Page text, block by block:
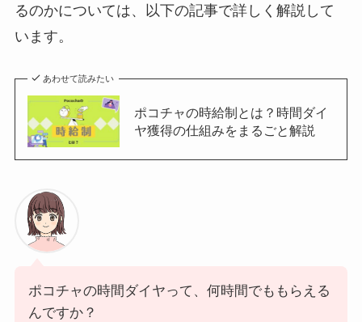
るのかについては、以下の記事で詳しく解説して
います。
あわせて読みたい
ポコチャの時給制とは？時間ダイ
ヤ獲得の仕組みをまるごと解説
ポコチャの時間ダイヤって、何時間でももらえる
んですか？